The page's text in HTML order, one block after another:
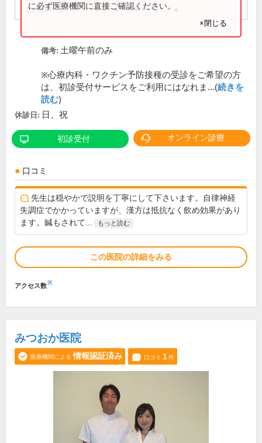
14:30～18:00 ● ● ● ●
に必ず医療機関に直接ご確認ください。
×閉じる
備考: 土曜午前のみ
※心療内科・ワクチン予防接種の受診をご希望の方
は、初診受付サービスをご利用にはなれま...(続きを
読む)
休診日: 日、祝
初診受付 オンライン診療
口コミ
先生は穏やかで説明を丁寧にして下さいます。自律神経
失調症でかかっていますが、漢方は抵抗なく飲め効果があり
ます。鍼もされて...
もっと読む
この医院の詳細をみる
アクセス数※
みつおか医院
医療機関による 情報認証済み 口コミ 1件